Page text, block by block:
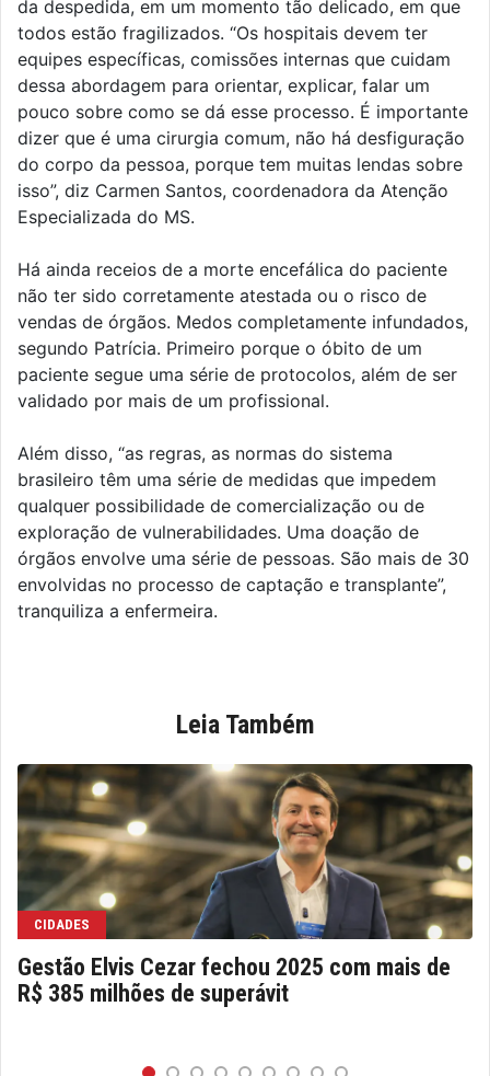
da despedida, em um momento tão delicado, em que
todos estão fragilizados. “Os hospitais devem ter
equipes específicas, comissões internas que cuidam
dessa abordagem para orientar, explicar, falar um
pouco sobre como se dá esse processo. É importante
dizer que é uma cirurgia comum, não há desfiguração
do corpo da pessoa, porque tem muitas lendas sobre
isso”, diz Carmen Santos, coordenadora da Atenção
Especializada do MS.
Há ainda receios de a morte encefálica do paciente
não ter sido corretamente atestada ou o risco de
vendas de órgãos. Medos completamente infundados,
segundo Patrícia. Primeiro porque o óbito de um
paciente segue uma série de protocolos, além de ser
validado por mais de um profissional.
Além disso, “as regras, as normas do sistema
brasileiro têm uma série de medidas que impedem
qualquer possibilidade de comercialização ou de
exploração de vulnerabilidades. Uma doação de
órgãos envolve uma série de pessoas. São mais de 30
envolvidas no processo de captação e transplante”,
tranquiliza a enfermeira.
Leia Também
CIDADES
Gestão Elvis Cezar fechou 2025 com mais de
R$ 385 milhões de superávit